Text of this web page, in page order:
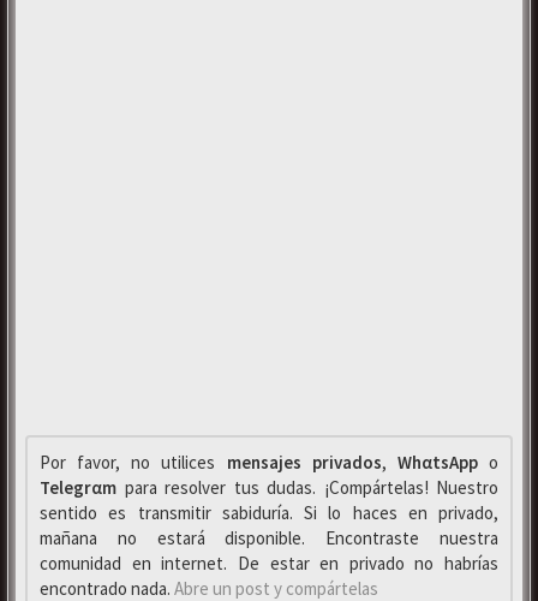
Por favor, no utilices mensajes privados, WhαtsAppo
Telegrαm para resolver tus dudas. ¡Compártelas! Nuestro
sentido es transmitir sabiduría. Si lo haces en privado,
mañana no estará disponible. Encontraste nuestra
comunidad en internet. De estar en privado no habrías
encontrado nada. Abre un post y compártelas